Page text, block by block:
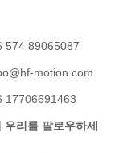
574 89065087
motion.com
17706691463
우리를 팔로우하세